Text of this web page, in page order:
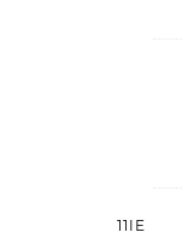
11IE